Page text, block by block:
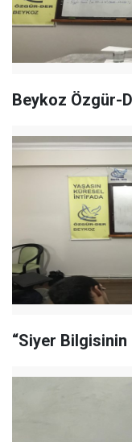
Beykoz Özgür-
“Siyer Bilgisinin